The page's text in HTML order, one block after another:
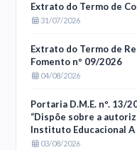
Extrato do Termo de
31/07/2026
Extrato do Termo de
Fomento nº 09/2026
04/08/2026
Portaria D.M.E. nº. 13/
“Dispõe sobre a
Instituto Educacional A
03/08/2026